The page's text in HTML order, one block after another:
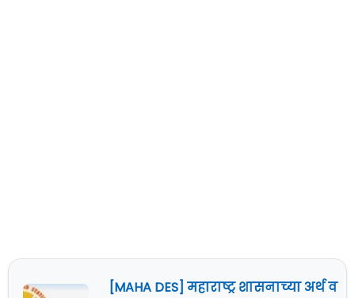
[MAHA DES] महाराष्ट्र शासनाच्या अर्थ व